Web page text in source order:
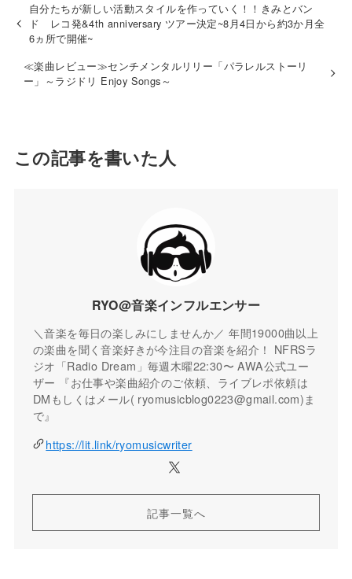
自分たちが新しい活動スタイルを作っていく！！きみとバン
ド レコ発&4th anniversary ツアー決定~8月4日から約3か月全
6ヵ所で開催~
≪楽曲レビュー≫センチメンタルリリー「パラレルストーリ
ー」～ラジドリ Enjoy Songs～
この記事を書いた人
RYO@音楽インフルエンサー
＼音楽を毎日の楽しみにしませんか／ 年間19000曲以上
の楽曲を聞く音楽好きが今注目の音楽を紹介！ NFRSラ
ジオ「Radio Dream」毎週木曜22:30〜 AWA公式ユー
ザー 『お仕事や楽曲紹介のご依頼、ライブレポ依頼は
DMもしくはメール( ryomusicblog0223@gmail.com)ま
で』
https://lit.link/ryomusicwriter
記事一覧へ